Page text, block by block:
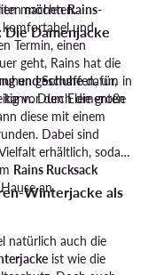
möchten.
machenRains-
und
Termin, einen
geht, Rains hat die
geschaffen, um in
vor den Elementen
Damenjacke
und Schuhedafür,
kann. Durch die große
diese mit einem
Dabei sind
erhältlich, sodass
Rains Rucksack
an.
Winterjacke als
natürlich auch die
ist wie die